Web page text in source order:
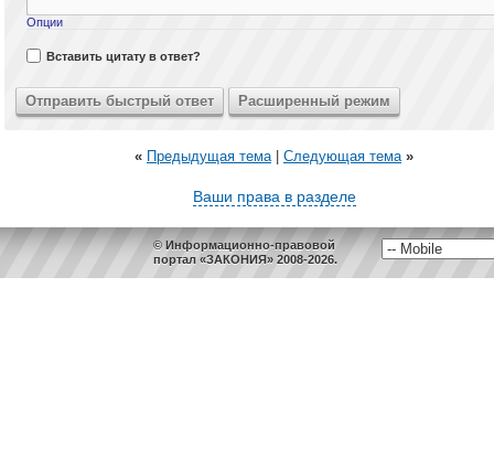
Опции
Вставить цитату в ответ?
« Предыдущая тема| Следующая тема »
Ваши права в разделе
© Информационно-правовой
портал «ЗАКОНИЯ» 2008-2026.